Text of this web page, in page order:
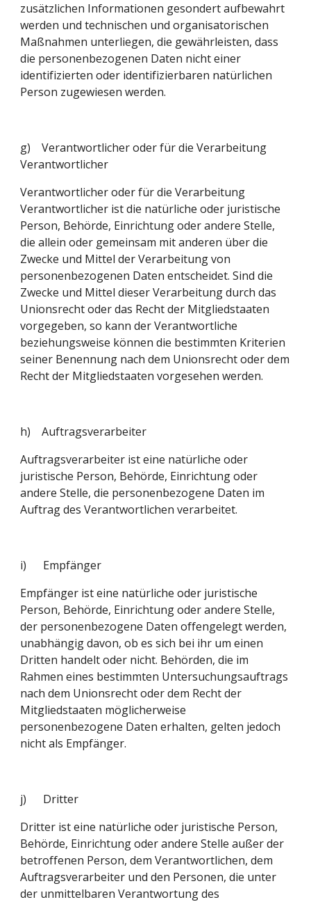
zusätzlichen Informationen gesondert aufbewahrt
werden und technischen und organisatorischen
Maßnahmen unterliegen, die gewährleisten, dass
die personenbezogenen Daten nicht einer
identifizierten oder identifizierbaren natürlichen
Person zugewiesen werden.
g)    Verantwortlicher oder für die Verarbeitung
Verantwortlicher
Verantwortlicher oder für die Verarbeitung
Verantwortlicher ist die natürliche oder juristische
Person, Behörde, Einrichtung oder andere Stelle,
die allein oder gemeinsam mit anderen über die
Zwecke und Mittel der Verarbeitung von
personenbezogenen Daten entscheidet. Sind die
Zwecke und Mittel dieser Verarbeitung durch das
Unionsrecht oder das Recht der Mitgliedstaaten
vorgegeben, so kann der Verantwortliche
beziehungsweise können die bestimmten Kriterien
seiner Benennung nach dem Unionsrecht oder dem
Recht der Mitgliedstaaten vorgesehen werden.
h)    Auftragsverarbeiter
Auftragsverarbeiter ist eine natürliche oder
juristische Person, Behörde, Einrichtung oder
andere Stelle, die personenbezogene Daten im
Auftrag des Verantwortlichen verarbeitet.
i)      Empfänger
Empfänger ist eine natürliche oder juristische
Person, Behörde, Einrichtung oder andere Stelle,
der personenbezogene Daten offengelegt werden,
unabhängig davon, ob es sich bei ihr um einen
Dritten handelt oder nicht. Behörden, die im
Rahmen eines bestimmten Untersuchungsauftrags
nach dem Unionsrecht oder dem Recht der
Mitgliedstaaten möglicherweise
personenbezogene Daten erhalten, gelten jedoch
nicht als Empfänger.
j)      Dritter
Dritter ist eine natürliche oder juristische Person,
Behörde, Einrichtung oder andere Stelle außer der
betroffenen Person, dem Verantwortlichen, dem
Auftragsverarbeiter und den Personen, die unter
der unmittelbaren Verantwortung des